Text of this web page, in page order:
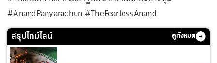
#AnandPanyarachun #TheFearlessAnand
สรุปไทม์ไลน์ ดูทั้งหมด